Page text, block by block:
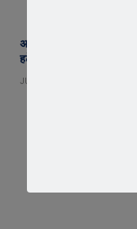
अब नहीं चलेगी लापरवाही !
हटेंगी, हादसों पर लगाम कसने
JULY 30, 2026